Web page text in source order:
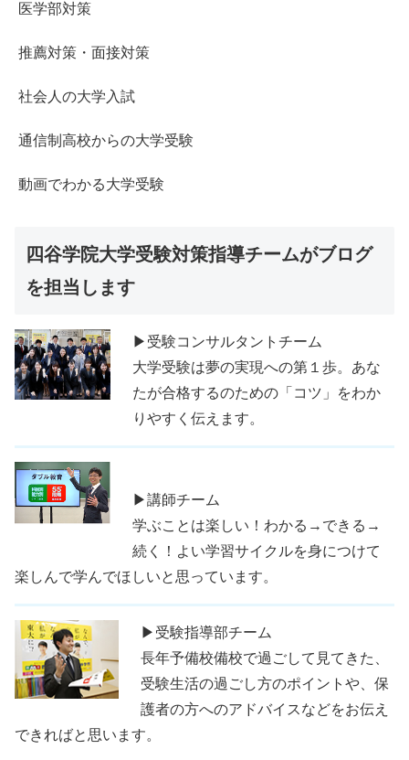
医学部対策
推薦対策・面接対策
社会人の大学入試
通信制高校からの大学受験
動画でわかる大学受験
四谷学院大学受験対策指導チームがブログ
を担当します
▶受験コンサルタントチーム
大学受験は夢の実現への第１歩。あな
たが合格するのための「コツ」をわか
りやすく伝えます。
▶講師チーム
学ぶことは楽しい！わかる→できる→
続く！よい学習サイクルを身につけて
楽しんで学んでほしいと思っています。
▶受験指導部チーム
長年予備校備校で過ごして見てきた、
受験生活の過ごし方のポイントや、保
護者の方へのアドバイスなどをお伝え
できればと思います。